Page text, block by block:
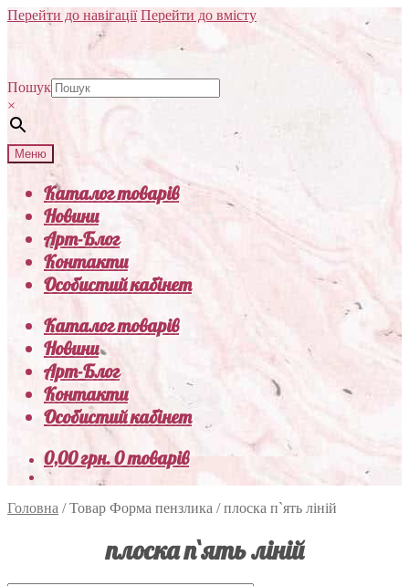
Перейти до навігації Перейти до вмісту
Пошук
×
Меню
Каталог товарів
Новини
Арт-Блог
Контакти
Особистий кабінет
Каталог товарів
Новини
Арт-Блог
Контакти
Особистий кабінет
0,00грн.0 товарів
Головна /Товар Форма пензлика /плоска п`ять ліній
плоска п`ять ліній